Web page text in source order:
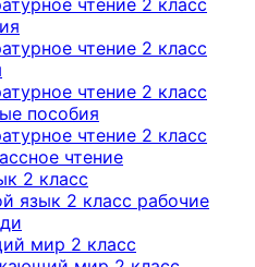
чтение 2 класс
чтение 2 класс
чтение 2 класс
пособия
чтение 2 класс
чтение
2 класс
язык 2 класс рабочие
мир 2 класс